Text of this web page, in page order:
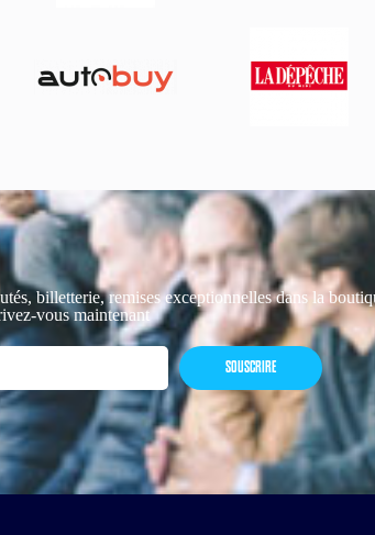
billetterie, remises exceptionnelles dans la
vous maintenant
SOUSCRIRE